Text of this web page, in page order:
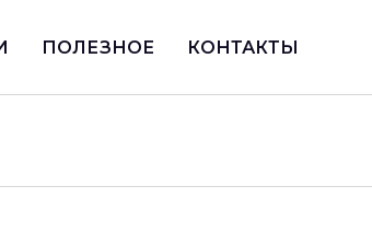
ПОЛЕЗНОЕ КОНТАКТЫ